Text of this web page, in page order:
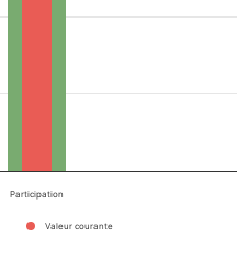
Valeur courante
Participation